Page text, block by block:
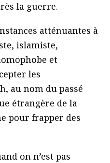
la guerre.
atténuantes à
islamiste,
et
les
au nom du passé
étrangère de la
pour frapper des
on n’est pas